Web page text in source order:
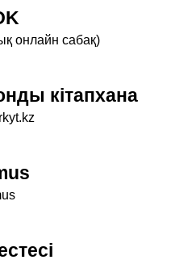
онлайн сабақ)
кітапхана